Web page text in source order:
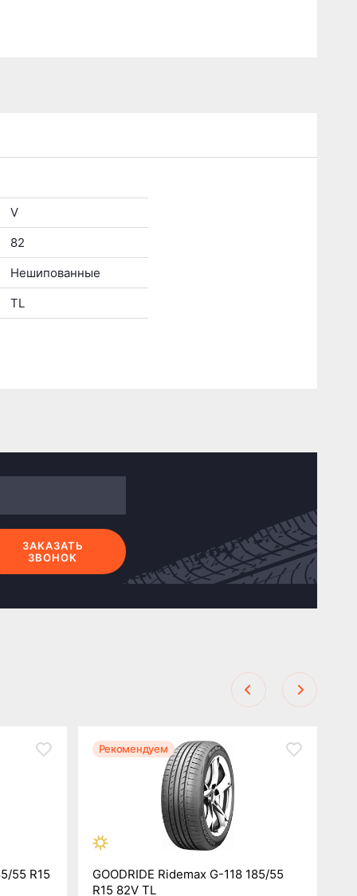
V
82
Нешипованные
TL
ЗАКАЗАТЬ
ЗВОНОК
55 R15
Рекомендуем
GOODRIDE Ridemax G-118 185/55
R15 82V TL